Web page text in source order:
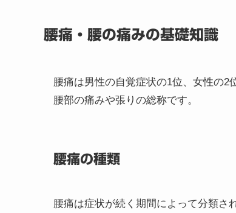
腰痛・腰の痛みの基礎知識
腰痛は男性の自覚症状の1位、女性の2
腰部の痛みや張りの総称です。
腰痛の種類
腰痛は症状が続く期間によって分類さ